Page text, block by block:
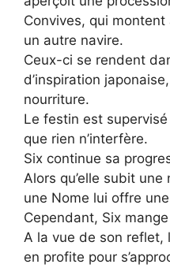
Convives, qui montent
un autre navire.
Ceux-ci se rendent
d’inspiration
nourriture.
Le festin est
que rien n’interfère.
Six continue sa
Alors qu’elle subit
une Nome lui offre
Cependant, Six
A la vue de son reflet,
en profite pour